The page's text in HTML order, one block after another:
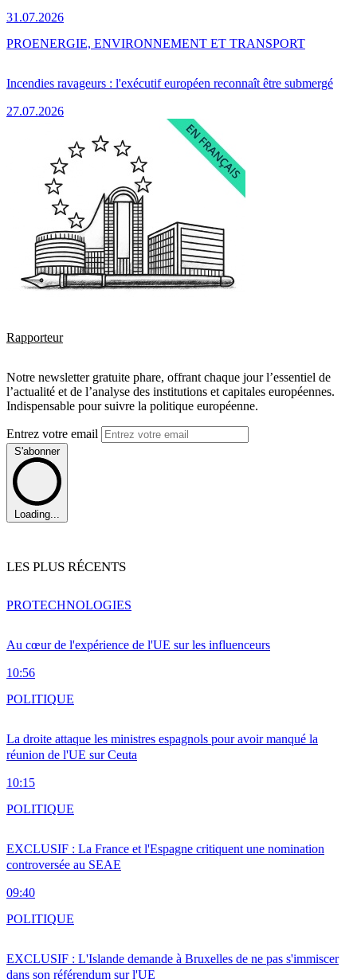
31.07.2026
Incendies ravageurs : l'exécutif européen reconnaît être submergé
27.07.2026
PROENERGIE, ENVIRONNEMENT ET TRANSPORT
Rapporteur
Notre newsletter gratuite phare, offrant chaque jour l’essentiel de
l’actualité et de l’analyse des institutions et capitales européennes.
Indispensable pour suivre la politique européenne.
Entrez votre email
S'abonner
Loading...
LES PLUS RÉCENTS
Au cœur de l'expérience de l'UE sur les influenceurs
10:56
PROTECHNOLOGIES
La droite attaque les ministres espagnols pour avoir manqué la
réunion de l'UE sur Ceuta
10:15
POLITIQUE
EXCLUSIF : La France et l'Espagne critiquent une nomination
controversée au SEAE
09:40
POLITIQUE
EXCLUSIF : L'Islande demande à Bruxelles de ne pas s'immiscer
dans son référendum sur l'UE
POLITIQUE